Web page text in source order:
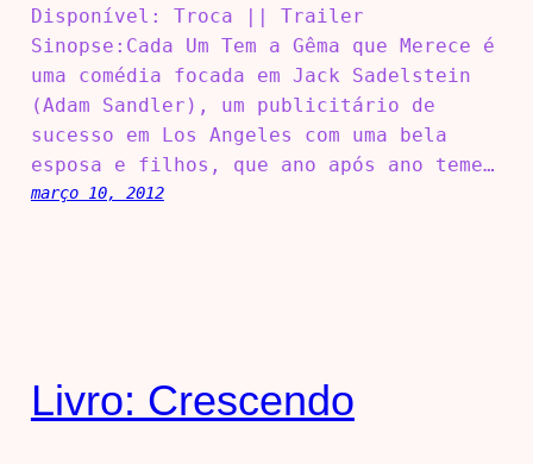
Disponível: Troca || Trailer
Sinopse:Cada Um Tem a Gêma que Merece é
uma comédia focada em Jack Sadelstein
(Adam Sandler), um publicitário de
sucesso em Los Angeles com uma bela
esposa e filhos, que ano após ano teme…
março 10, 2012
Livro: Crescendo